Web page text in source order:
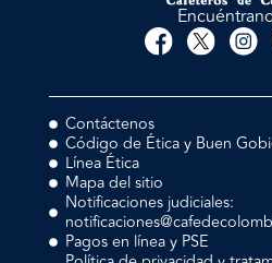
Contáctenos
Código de Ética y Buen
Línea Ética
Mapa del sitio
Notificaciones judiciales:
Pagos en línea y PSE